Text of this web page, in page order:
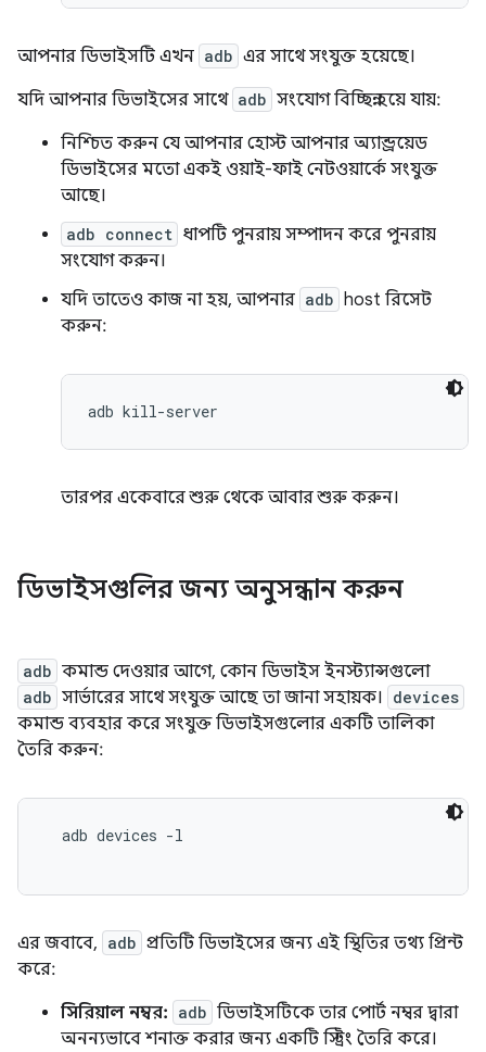
আপনার ডিভাইসটি এখন adb এর সাথে সংযুক্ত হয়েছে।
যদি আপনার ডিভাইসের সাথে adb সংযোগ বিচ্ছিন্ন হয়ে যায়:
নিশ্চিত করুন যে আপনার হোস্ট আপনার অ্যান্ড্রয়েড
ডিভাইসের মতো একই ওয়াই-ফাই নেটওয়ার্কে সংযুক্ত
আছে।
adb connect ধাপটি পুনরায় সম্পাদন করে পুনরায়
সংযোগ করুন।
যদি তাতেও কাজ না হয়, আপনার adb host রিসেট
করুন:
তারপর একেবারে শুরু থেকে আবার শুরু করুন।
ডিভাইসগুলির জন্য অনুসন্ধান করুন
adb কমান্ড দেওয়ার আগে, কোন ডিভাইস ইনস্ট্যান্সগুলো
adb সার্ভারের সাথে সংযুক্ত আছে তা জানা সহায়ক। devices
কমান্ড ব্যবহার করে সংযুক্ত ডিভাইসগুলোর একটি তালিকা
তৈরি করুন:
  adb devices -l
এর জবাবে, adb প্রতিটি ডিভাইসের জন্য এই স্থিতির তথ্য প্রিন্ট
করে:
সিরিয়াল নম্বর: adb ডিভাইসটিকে তার পোর্ট নম্বর দ্বারা
অনন্যভাবে শনাক্ত করার জন্য একটি স্ট্রিং তৈরি করে।